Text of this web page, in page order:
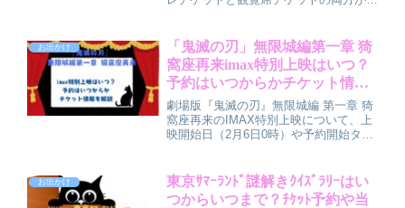
を詳しく解説。夏の夜を彩る花火とコス
プレを安心して楽しむための情報をまと
めました。
お出かけ
「鬼滅の刃」無限城編第一章 猗
窩座再来imax特別上映はいつ？
予約はいつからかチケット情報
を解説
劇場版『鬼滅の刃』無限城編 第一章 猗
窩座再来のIMAX特別上映について、上
映開始日（2月6日0時）や予約開始タイ
を、これから予約する人向けに分かりや
すく解説しています。
お出かけ
東京ｻﾏｰﾗﾝﾄﾞ謎解きｸｲｽﾞﾗﾘｰはい
つからいつまで？ﾁｹｯﾄ予約や当